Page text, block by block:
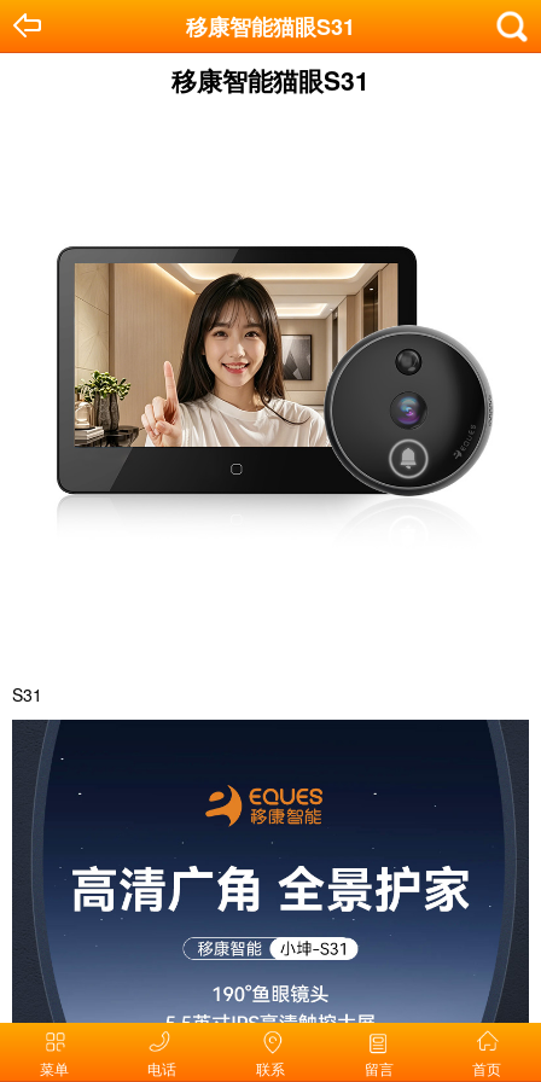
移康智能猫眼S31
移康智能猫眼S31
S31
菜单 电话 联系 留言 首页